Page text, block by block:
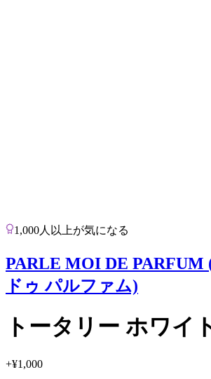
1,000人以上が気になる
PARLE MOI DE PARFUM
ドゥ パルファム)
トータリー ホワイ
+¥1,000